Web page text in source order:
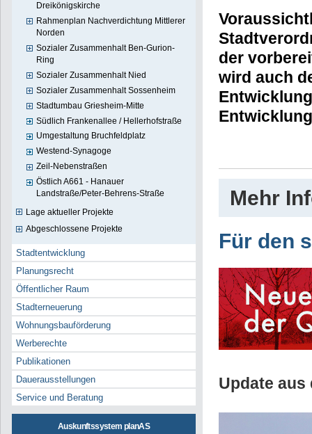
Dreikönigskirche
Rahmenplan Nachverdichtung Mittlerer
Norden
Sozialer Zusammenhalt Ben-Gurion-
Ring
Sozialer Zusammenhalt Nied
Sozialer Zusammenhalt Sossenheim
Stadtumbau Griesheim-Mitte
Südlich Frankenallee / Hellerhofstraße
Umgestaltung Bruchfeldplatz
Westend-Synagoge
Zeil-Nebenstraßen
Östlich A661 - Hanauer
Landstraße/Peter-Behrens-Straße
Lage aktueller Projekte
Abgeschlossene Projekte
Stadtentwicklung
Planungsrecht
Öffentlicher Raum
Stadterneuerung
Wohnungsbauförderung
Werberechte
Publikationen
Dauerausstellungen
Service und Beratung
Auskunftssystem planAS
der
wird auch
Mehr
Für den
Update aus